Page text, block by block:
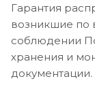
Гарантия
возникшие по
соблюдении
хранения и
документации.